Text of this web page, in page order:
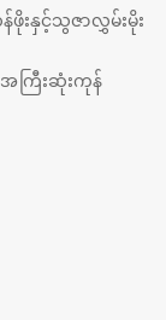
နှင့်သွဇာလွှမ်းမိုး
အကြီးဆုံးကုန်